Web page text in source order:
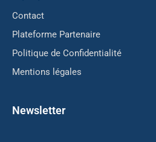
Contact
Plateforme Partenaire
Politique de Confidentialité
Mentions légales
Newsletter